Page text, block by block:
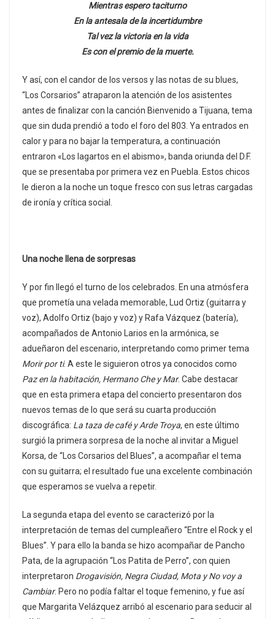
Mientras espero taciturno
En la antesala de la incertidumbre
Tal vez la victoria en la vida
Es con el premio de la muerte.
Y así, con el candor de los versos y las notas de su blues,
“Los Corsarios” atraparon la atención de los asistentes
antes de finalizar con la canción Bienvenido a Tijuana, tema
que sin duda prendió a todo el foro del 803. Ya entrados en
calor y para no bajar la temperatura, a continuación
entraron «Los lagartos en el abismo», banda oriunda del D.F.
que se presentaba por primera vez en Puebla. Estos chicos
le dieron a la noche un toque fresco con sus letras cargadas
de ironía y crítica social.
Una noche llena de sorpresas
Y por fin llegó el turno de los celebrados. En una atmósfera
que prometía una velada memorable, Lud Ortiz (guitarra y
voz), Adolfo Ortiz (bajo y voz) y Rafa Vázquez (batería),
acompañados de Antonio Larios en la armónica, se
adueñaron del escenario, interpretando como primer tema
Morir por ti. A este le siguieron otros ya conocidos como
Paz en la habitación, Hermano Che y Mar. Cabe destacar
que en esta primera etapa del concierto presentaron dos
nuevos temas de lo que será su cuarta producción
discográfica: La taza de café y Arde Troya, en este último
surgió la primera sorpresa de la noche al invitar a Miguel
Korsa, de “Los Corsarios del Blues”, a acompañar el tema
con su guitarra; el resultado fue una excelente combinación
que esperamos se vuelva a repetir.
La segunda etapa del evento se caracterizó por la
interpretación de temas del cumpleañero “Entre el Rock y el
Blues”. Y para ello la banda se hizo acompañar de Pancho
Pata, de la agrupación “Los Patita de Perro”, con quien
interpretaron Drogavisión, Negra Ciudad, Mota y No voy a
Cambiar. Pero no podía faltar el toque femenino, y fue así
que Margarita Velázquez arribó al escenario para seducir al